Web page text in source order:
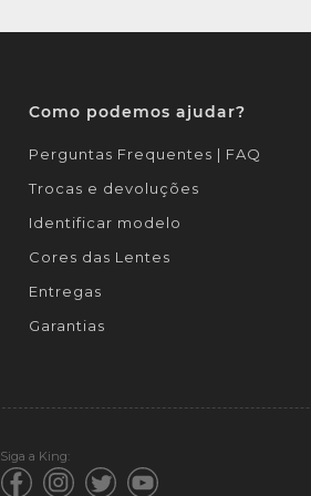
Como podemos ajudar?
Perguntas Frequentes | FAQ
Trocas e devoluções
Identificar modelo
Cores das Lentes
Entregas
Garantias
Siga a King: